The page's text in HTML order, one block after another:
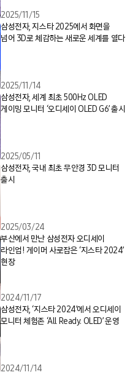
2025/11/15
삼성전자, 지스타 2025에서 화면을
넘어 3D로 체감하는 새로운 세계를 열다
2025/11/14
삼성전자, 세계 최초 500Hz OLED
게이밍 모니터 ‘오디세이 OLED G6’ 출시
2025/05/11
삼성전자, 국내 최초 무안경 3D 모니터
출시
2025/03/24
부산에서 만난 삼성전자 오디세이
라인업! 게이머 사로잡은 ‘지스타 2024’
현장
2024/11/17
삼성전자, ‘지스타 2024’에서 오디세이
모니터 체험존 ‘All Ready. OLED’ 운영
2024/11/14